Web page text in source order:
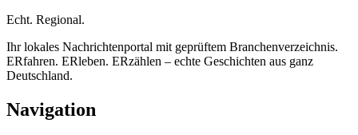
Echt. Regional.
Ihr lokales Nachrichtenportal mit geprüftem Branchenverzeichnis.
ERfahren. ERleben. ERzählen – echte Geschichten aus ganz
Deutschland.
Navigation